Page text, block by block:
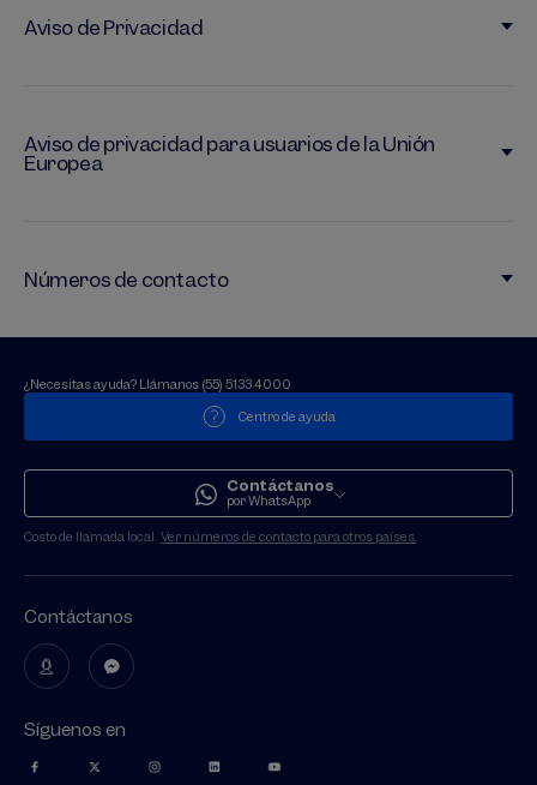
Aviso de Privacidad
Aviso de privacidad para usuarios de la Unión
Europea
Números de contacto
¿Necesitas ayuda? Llámanos (55) 5133 4000
Centro de ayuda
Contáctanos
por WhatsApp
Costo de llamada local. Ver números de contacto para otros paí­ses.
Contáctanos
Síguenos en